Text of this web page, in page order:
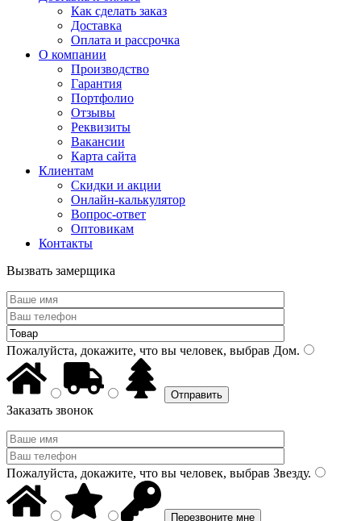
Как сделать заказ
Доставка
Оплата и рассрочка
О компании
Производство
Гарантия
Портфолио
Отзывы
Реквизиты
Вакансии
Карта сайта
Клиентам
Скидки и акции
Онлайн-калькулятор
Вопрос-ответ
Оптовикам
Контакты
Вызвать замерщика
Пожалуйста, докажите, что вы человек, выбрав Дом.
Заказать звонок
Пожалуйста, докажите, что вы человек, выбрав Звезду.